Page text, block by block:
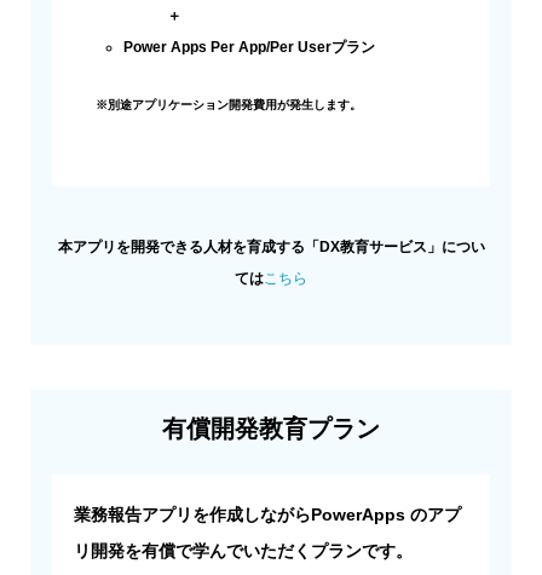
＋
Power Apps Per App/Per Userプラン
※別途アプリケーション開発費用が発生します。
本アプリを開発できる人材を育成する「DX教育サービス」につい
てはこちら
有償開発教育プラン
業務報告アプリを作成しながらPowerApps のアプ
リ開発を有償で学んでいただくプランです。